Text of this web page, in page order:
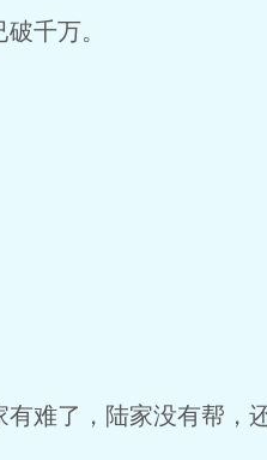
千万。
难了，陆家没有帮，